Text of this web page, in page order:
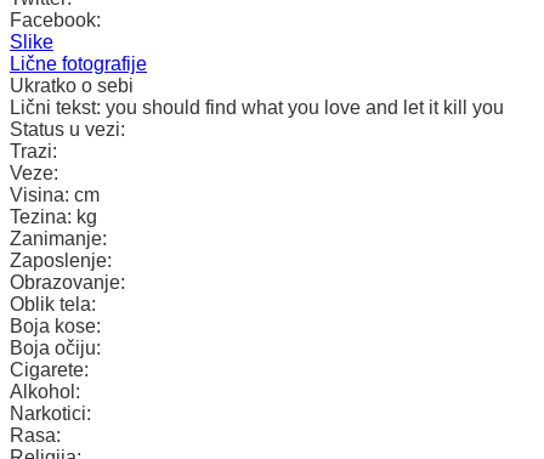
Facebook:
Slike
Lične fotografije
Ukratko o sebi
Lični tekst: you should find what you love and let it kill you
Status u vezi:
Trazi:
Veze:
Visina: cm
Tezina: kg
Zanimanje:
Zaposlenje:
Obrazovanje:
Oblik tela:
Boja kose:
Boja očiju:
Cigarete:
Alkohol:
Narkotici:
Rasa: